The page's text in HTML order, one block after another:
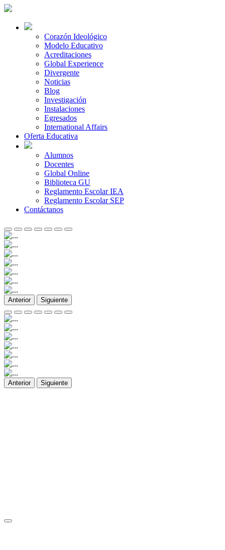
Corazón Ideológico
Modelo Educativo
Acreditaciones
Global Experience
Divergente
Noticias
Blog
Investigación
Instalaciones
Egresados
International Affairs
Oferta Educativa
Alumnos
Docentes
Global Online
Biblioteca GU
Reglamento Escolar IEA
Reglamento Escolar SEP
Contáctanos
Anterior Siguiente
Anterior Siguiente